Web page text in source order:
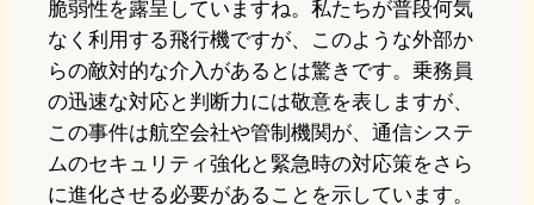
脆弱性を露呈していますね。私たちが普段何気
なく利用する飛行機ですが、このような外部か
らの敵対的な介入があるとは驚きです。乗務員
の迅速な対応と判断力には敬意を表しますが、
この事件は航空会社や管制機関が、通信システ
ムのセキュリティ強化と緊急時の対応策をさら
に進化させる必要があることを示しています。